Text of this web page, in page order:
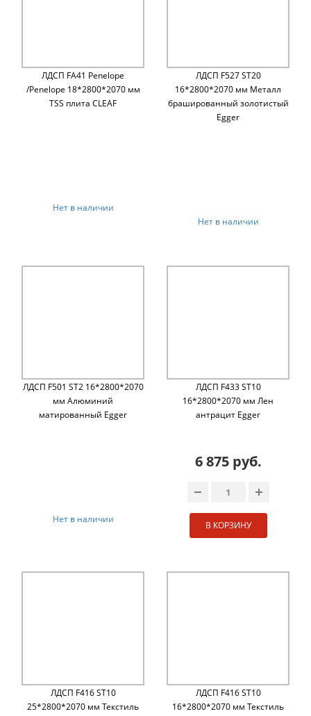
ЛДСП FA41 Penelope
/Penelope 18*2800*2070 мм
TSS плита CLEAF
Нет в наличии
ЛДСП F527 ST20
16*2800*2070 мм Металл
брашированный золотистый
Egger
Нет в наличии
ЛДСП F501 ST2 16*2800*2070
мм Алюминий
матированный Egger
Нет в наличии
ЛДСП F433 ST10
16*2800*2070 мм Лен
антрацит Egger
6 875 руб.
В КОРЗИНУ
ЛДСП F416 ST10
25*2800*2070 мм Текстиль
ЛДСП F416 ST10
16*2800*2070 мм Текстиль